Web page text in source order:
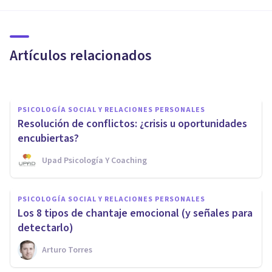
Artículos relacionados
emocional?
PSICOLOGÍA SOCIAL Y RELACIONES PERSONALES
Resolución de conflictos: ¿crisis u oportunidades
encubiertas?
Upad Psicología Y Coaching
PSICOLOGÍA SOCIAL Y RELACIONES PERSONALES
Los 8 tipos de chantaje emocional (y señales para
detectarlo)
Arturo Torres
PSICOLOGÍA SOCIAL Y RELACIONES PERSONALES
9 maneras en las que el
machismo nos transforma en
psicópatas
Arturo Torres